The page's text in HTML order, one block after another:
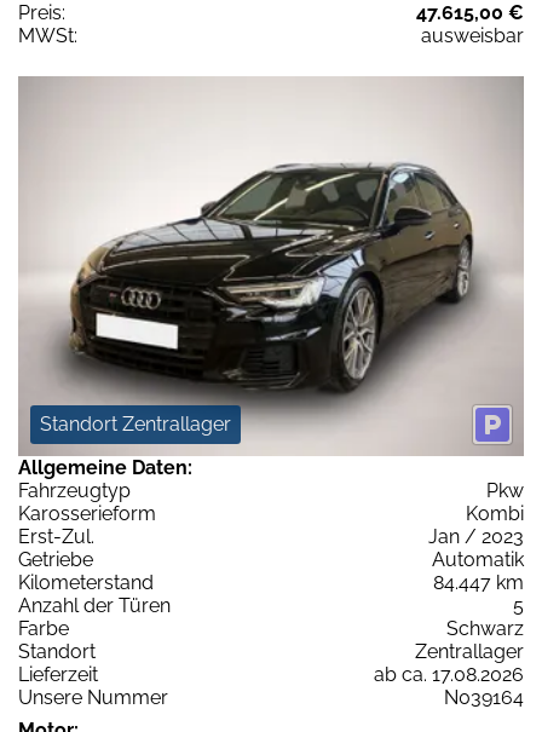
Preis:
47.615,00 €
MWSt:
ausweisbar
Standort Zentrallager
Allgemeine Daten:
Fahrzeugtyp
Pkw
Karosserieform
Kombi
Erst-Zul.
Jan / 2023
Getriebe
Automatik
Kilometerstand
84.447 km
Anzahl der Türen
5
Farbe
Schwarz
Standort
Zentrallager
Lieferzeit
ab ca. 17.08.2026
Unsere Nummer
N039164